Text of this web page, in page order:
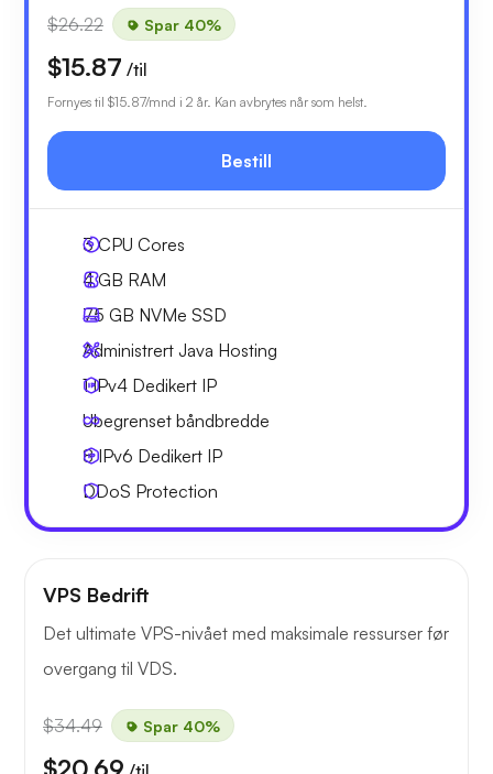
$26.22 Spar 40%
$15.87 /til
Fornyes til $15.87/mnd i 2 år. Kan avbrytes når som helst.
Bestill
3CPU Cores
4 GB RAM
75 GB NVMe SSD
Administrert Java Hosting
1 IPv4 Dedikert IP
Ubegrenset båndbredde
8 IPv6 Dedikert IP
DDoS Protection
VPS Bedrift
Det ultimate VPS-nivået med maksimale ressurser før
overgang til VDS.
$34.49 Spar 40%
$20.69